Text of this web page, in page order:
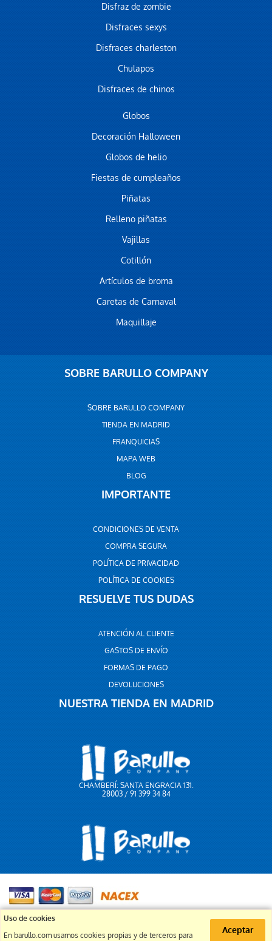
Disfraz de zombie
Disfraces sexys
Disfraces charleston
Chulapos
Disfraces de chinos
Globos
Decoración Halloween
Globos de helio
Fiestas de cumpleaños
Piñatas
Relleno piñatas
Vajillas
Cotillón
Artículos de broma
Caretas de Carnaval
Maquillaje
SOBRE BARULLO COMPANY
SOBRE BARULLO COMPANY
TIENDA EN MADRID
FRANQUICIAS
MAPA WEB
BLOG
IMPORTANTE
CONDICIONES DE VENTA
COMPRA SEGURA
POLÍTICA DE PRIVACIDAD
POLÍTICA DE COOKIES
RESUELVE TUS DUDAS
ATENCIÓN AL CLIENTE
GASTOS DE ENVÍO
FORMAS DE PAGO
DEVOLUCIONES
NUESTRA TIENDA EN MADRID
CHAMBERÍ: SANTA ENGRACIA 131.
28003 / 91 399 34 84
91 399 34 84 Aceptar
Uso de cookies
En barullo.com usamos cookies propias y de terceros para